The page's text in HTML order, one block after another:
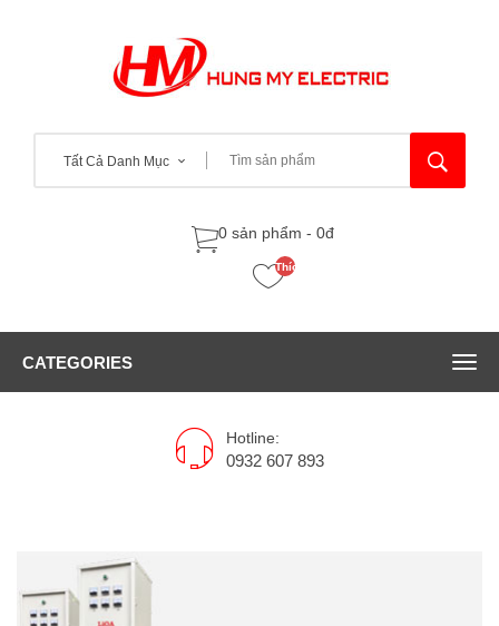
Tất Cả Danh Mục
0 sản phẩm - 0đ
Thích
CATEGORIES
Hotline:
0932 607 893